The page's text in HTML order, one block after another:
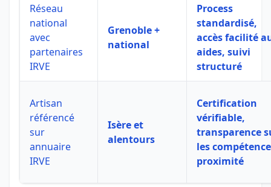
Réseau
national
avec
partenaires
IRVE
Grenoble +
national
Process
standardisé,
accès facilité
aides, suivi
structuré
Artisan
référencé
sur
annuaire
IRVE
Isère et
alentours
Certification
vérifiable,
transparence
les
proximité